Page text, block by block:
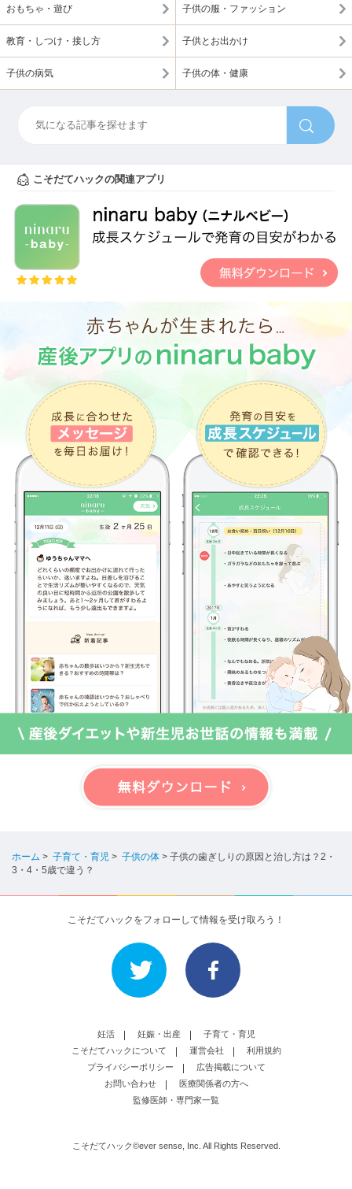
おもちゃ・遊び 子供の服・ファッション
教育・しつけ・接し方 子供とお出かけ
子供の病気 子供の体・健康
こそだてハックの関連アプリ
ホーム > 子育て・育児 > 子供の体 > 子供の歯ぎしりの原因と治し方は？2・
3・4・5歳で違う？
こそだてハックをフォローして情報を受け取ろう！
妊活 妊娠・出産
子育て・育児
こそだてハックについて
運営会社
利用規約
プライバシーポリシー
広告掲載について
お問い合わせ
医療関係者の方へ
監修医師・専門家一覧
こそだてハック©ever sense, Inc. All Rights Reserved.